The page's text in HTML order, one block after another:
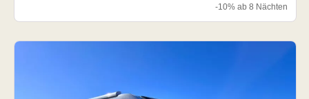
-10% ab 8 Nächten